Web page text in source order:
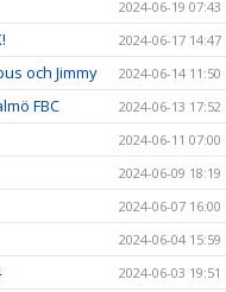
2024-06-19 07:43
2024-06-17 14:47
och Jimmy 2024-06-14 11:50
FBC 2024-06-13 17:52
2024-06-11 07:00
2024-06-09 18:19
2024-06-07 16:00
2024-06-04 15:59
2024-06-03 19:51